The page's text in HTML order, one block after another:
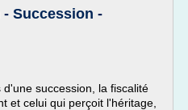
Succession -
succession, la fiscalité
et celui qui perçoit l'héritage,